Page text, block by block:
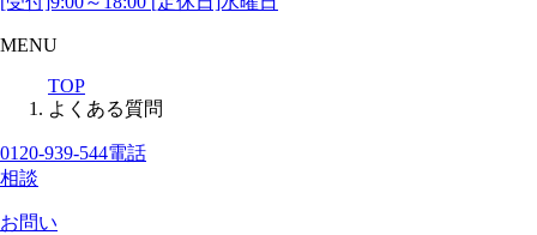
MENU
TOP
よくある質問
0120-939-544電話
相談
お問い